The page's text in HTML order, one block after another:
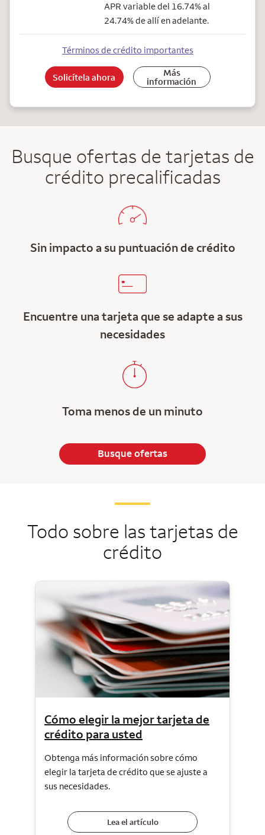
APR variable del 16.74% al
24.74% de allí en adelante.
Términos de crédito importantes
Solicítela ahora Más
información
Busque ofertas de tarjetas de
crédito precalificadas
Sin impacto a su puntuación de crédito
Encuentre una tarjeta que se adapte a sus
necesidades
Toma menos de un minuto
Busque ofertas
Todo sobre las tarjetas de
crédito
Cómo elegir la mejor tarjeta de
crédito para usted
Obtenga más información sobre cómo
elegir la tarjeta de crédito que se ajuste a
sus necesidades.
Lea el artículo